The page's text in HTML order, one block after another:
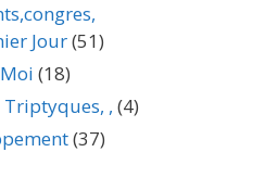
Jour(51)
(18)
Triptyques, , (4)
(37)